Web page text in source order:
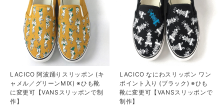
LACICO 阿波踊りスリッポン (キ
ャメル／グリーンMIX) ※ひも靴
に変更可【VANSスリッポンで制
作】
LACICO なにわスリッポン ワン
ポイント入り (ブラック) ※ひも
靴に変更可【VANSスリッポンで
制作】